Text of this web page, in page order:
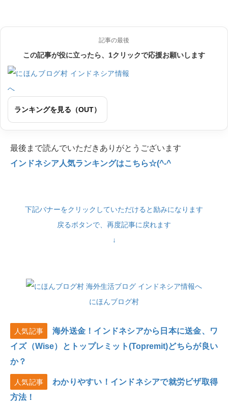
記事の最後
この記事が役に立ったら、1クリックで応援お願いします
ランキングを見る（OUT）
最後まで読んでいただきありがとうございます
インドネシア人気ランキングはこちら☆(^-^
下記バナーをクリックしていただけると励みになります
戻るボタンで、再度記事に戻れます
↓
にほんブログ村
人気記事
海外送金！インドネシアから日本に送金、ワ
イズ（Wise）とトップレミット(Topremit)どちらが良い
か？
人気記事
わかりやすい！インドネシアで就労ビザ取得
方法！